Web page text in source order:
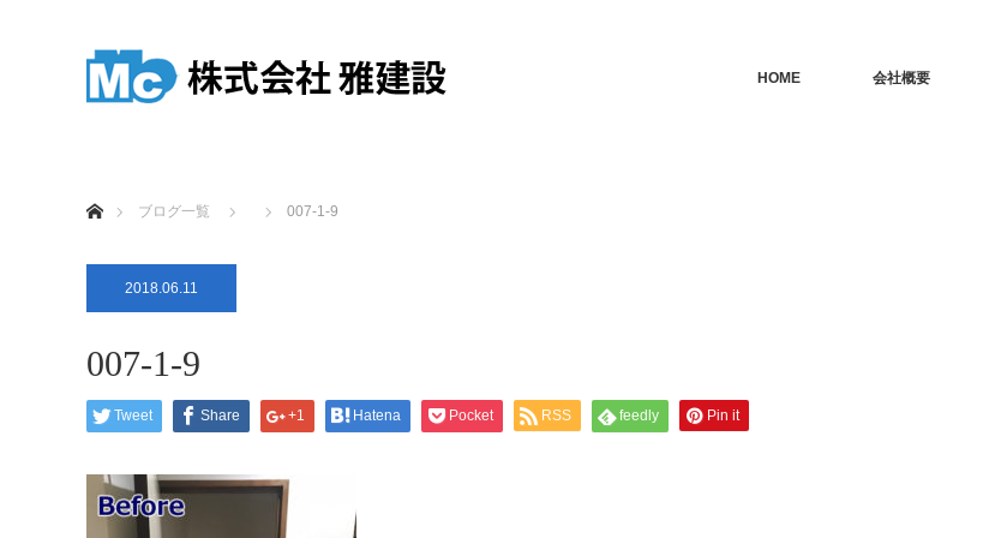
HOME 会社概要
ブログ一覧
007-1-9
2018.06.11
007-1-9
Tweet Share +1 Hatena Pocket RSS feedly Pin it